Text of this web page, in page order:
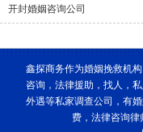
开封婚姻咨询公司
鑫探商务作为婚姻挽救机
咨询，法律援助，找人，
外遇等私家调查公司，有
费，法律咨询律